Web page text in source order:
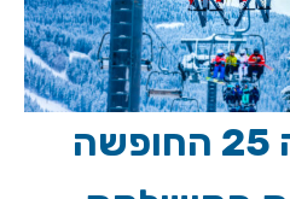
סקי בחנוכה 25 החופשה